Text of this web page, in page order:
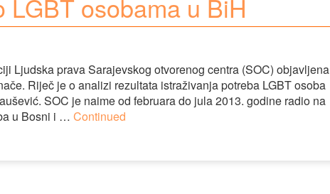
LGBT osobama u BiH
Ljudska prava Sarajevskog otvorenog centra (SOC) objavljena
Riječ je o analizi rezultata istraživanja potreba LGBT osoba
SOC je naime od februara do jula 2013. godine radio na
u Bosni i … Continued